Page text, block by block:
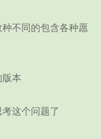
不同的包含各种愿
本
这个问题了